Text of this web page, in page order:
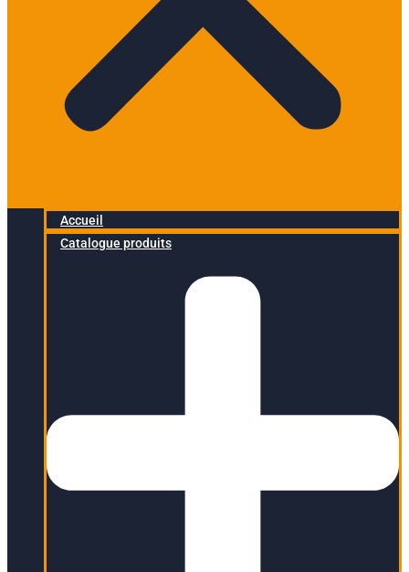
Accueil
Catalogue produits